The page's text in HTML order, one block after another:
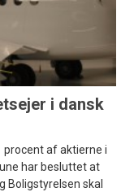
i dansk
procent af aktierne i
har besluttet at
Boligstyrelsen skal